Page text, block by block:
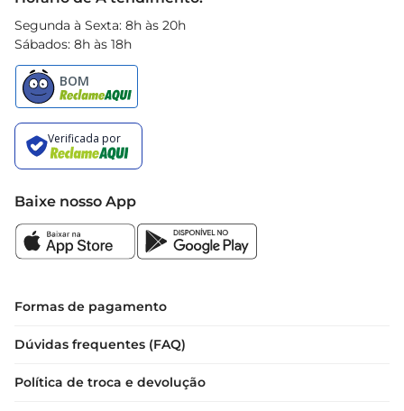
Segunda à Sexta: 8h às 20h
Sábados: 8h às 18h
Baixe nosso App
Formas de pagamento
Dúvidas frequentes (FAQ)
Política de troca e devolução